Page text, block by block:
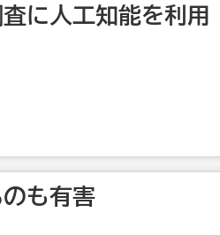
に人工知能を利用
も有害